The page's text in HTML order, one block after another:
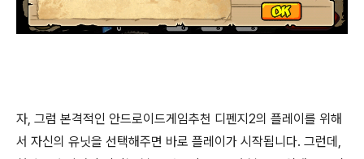
자, 그럼 본격적인 안드로이드게임추천 디펜지2의 플레이를 위해
서 자신의 유닛을 선택해주면 바로 플레이가 시작됩니다. 그런데,